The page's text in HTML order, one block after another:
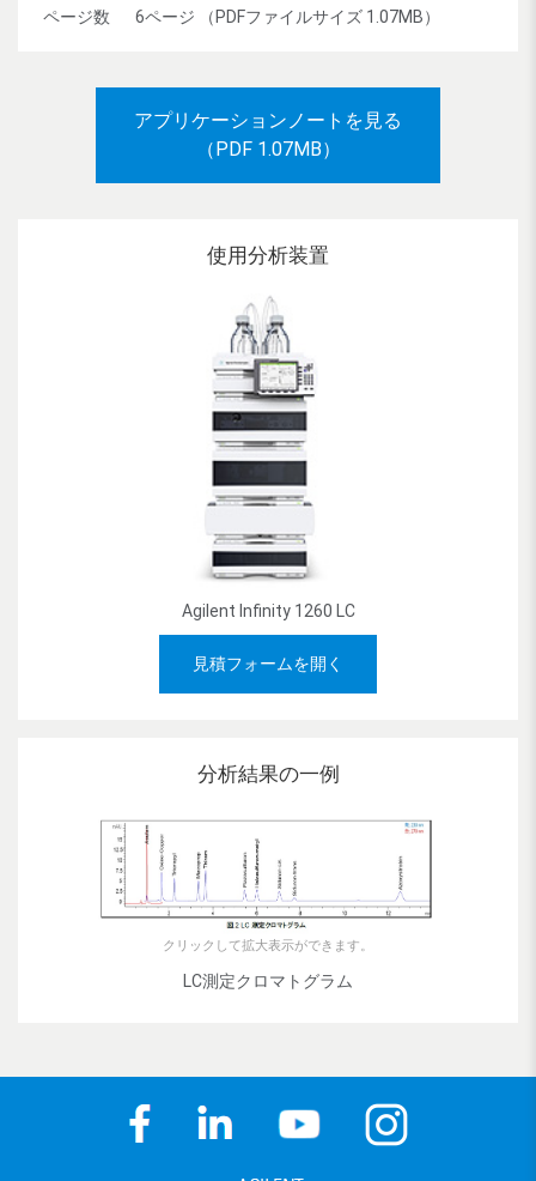
ページ数 6ページ （PDFファイルサイズ 1.07MB）
アプリケーションノートを見る
（PDF 1.07MB）
使用分析装置
Agilent Infinity 1260 LC
見積フォームを開く
分析結果の一例
クリックして拡大表示ができます。
LC測定クロマトグラム